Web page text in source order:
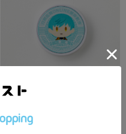
ホグリップ vol.2 一期一振